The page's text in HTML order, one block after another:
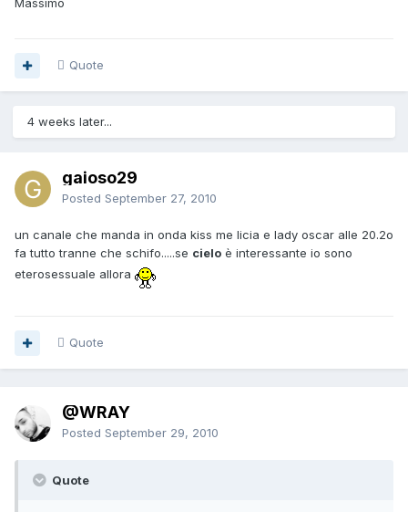
Quote
4 weeks later...
gaioso29
Posted September 27, 2010
un canale che manda in onda kiss me licia e lady oscar alle 20.2o
fa tutto tranne che schifo.....se cielo è interessante io sono
eterosessuale allora
Quote
@WRAY
Posted September 29, 2010
Quote